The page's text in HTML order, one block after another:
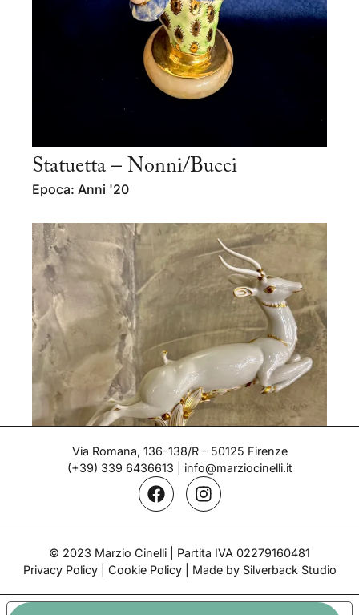
Statuetta – Nonni/Bucci
Epoca: Anni '20
Epoca: 1932
Via Romana, 136-138/R – 50125 Firenze
(+39) 339 6436613
info@marziocinelli.it
© 2023 Marzio Cinelli | Partita IVA 02279160481
Privacy Policy| Cookie Policy| Made by Silverback Studio